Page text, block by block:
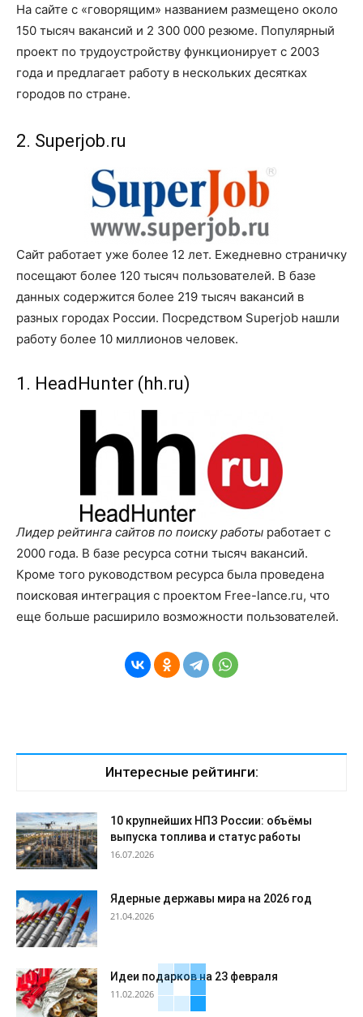
На сайте с «говорящим» названием размещено около
150 тысяч вакансий и 2 300 000 резюме. Популярный
проект по трудоустройству функционирует с 2003
года и предлагает работу в нескольких десятках
городов по стране.
2. Superjob.ru
Сайт работает уже более 12 лет. Ежедневно страничку
посещают более 120 тысяч пользователей. В базе
данных содержится более 219 тысяч вакансий в
разных городах России. Посредством Superjob нашли
работу более 10 миллионов человек.
1. HeadHunter (hh.ru)
Лидер рейтинга сайтов по поиску работы работает с
2000 года. В базе ресурса сотни тысяч вакансий.
Кроме того руководством ресурса была проведена
поисковая интеграция с проектом Free-lance.ru, что
еще больше расширило возможности пользователей.
Интересные рейтинги:
10 крупнейших НПЗ России: объёмы
выпуска топлива и статус работы
16.07.2026
Ядерные державы мира на 2026 год
21.04.2026
Идеи подарков на 23 февраля
11.02.2026